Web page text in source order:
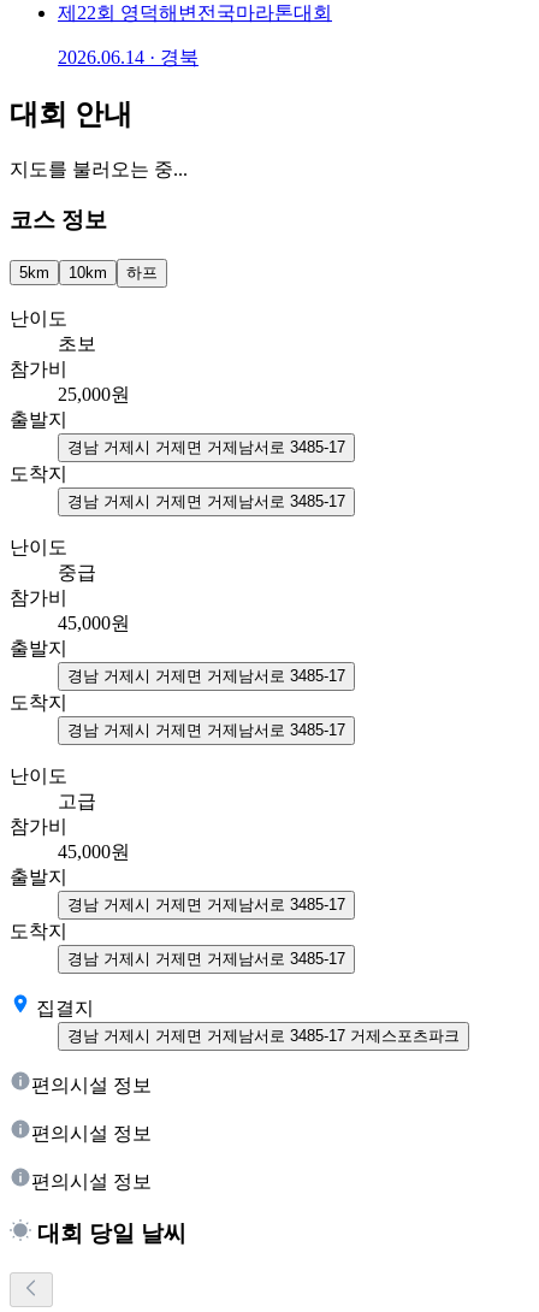
제22회 영덕해변전국마라톤대회
2026.06.14 · 경북
대회 안내
지도를 불러오는 중...
코스 정보
5km 10km 하프
난이도
초보
참가비
25,000원
출발지
경남 거제시 거제면 거제남서로 3485-17
도착지
경남 거제시 거제면 거제남서로 3485-17
난이도
중급
참가비
45,000원
출발지
경남 거제시 거제면 거제남서로 3485-17
도착지
경남 거제시 거제면 거제남서로 3485-17
난이도
고급
참가비
45,000원
출발지
경남 거제시 거제면 거제남서로 3485-17
도착지
경남 거제시 거제면 거제남서로 3485-17
집결지
경남 거제시 거제면 거제남서로 3485-17 거제스포츠파크
편의시설 정보
편의시설 정보
편의시설 정보
대회 당일 날씨